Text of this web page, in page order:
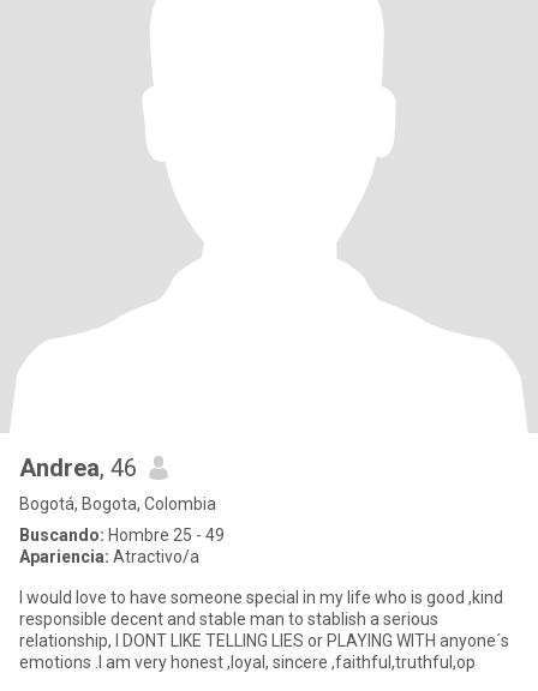
Andrea, 46
Bogotá, Bogota, Colombia
Buscando: Hombre 25 - 49
Apariencia: Atractivo/a
I would love to have someone special in my life who is good ,kind
responsible decent and stable man to stablish a serious
relationship, I DONT LIKE TELLING LIES or PLAYING WITH anyone´s
emotions .I am very honest ,loyal, sincere ,faithful,truthful,op